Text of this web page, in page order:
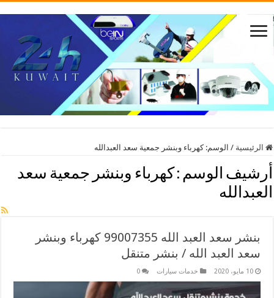
الرئيسية / الوسم:كهرباء وبنشر جمعية سعد العبدالله
أرشيف الوسم : كهرباء وبنشر جمعية سعد
العبدالله
بنشر سعد العبد الله 99007355 كهرباء وبنشر
سعد العبد الله / بنشر متنقل
10 مايو، 2020 خدمات سيارات 0